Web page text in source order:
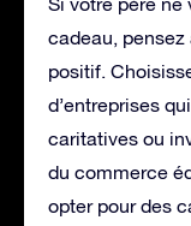
cadeau,
positif.
d’entreprises
caritatives ou
du commerce
opter pour des